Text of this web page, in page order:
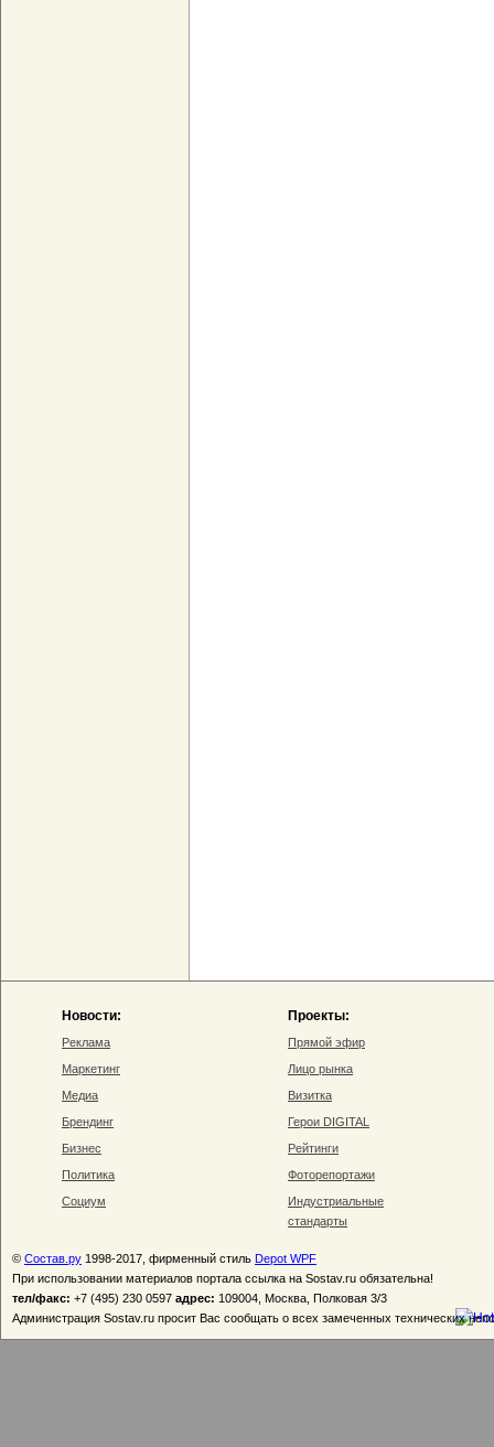
Новости:
Реклама
Маркетинг
Медиа
Брендинг
Бизнес
Политика
Социум
Проекты:
Прямой эфир
Лицо рынка
Визитка
Герои DIGITAL
Рейтинги
Фоторепортажи
Индустриальные
стандарты
© Состав.ру 1998-2017, фирменный стиль Depot WPF
При использовании материалов портала ссылка на Sostav.ru обязательна!
тел/факс: +7 (495) 230 0597 адрес: 109004, Москва, Полковая 3/3
Администрация Sostav.ru просит Вас сообщать о всех замеченных технических